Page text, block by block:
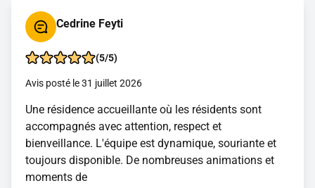
Cedrine Feyti
(5/5)
Avis posté le 31 juillet 2026
Une résidence accueillante où les résidents sont
accompagnés avec attention, respect et
bienveillance. L'équipe est dynamique, souriante et
toujours disponible. De nombreuses animations et
moments de